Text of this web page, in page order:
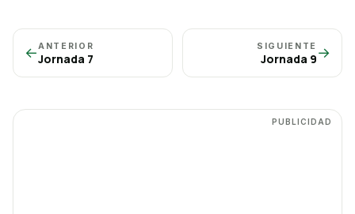
←ANTERIOR
Jornada 7
SIGUIENTE
Jornada 9→
PUBLICIDAD